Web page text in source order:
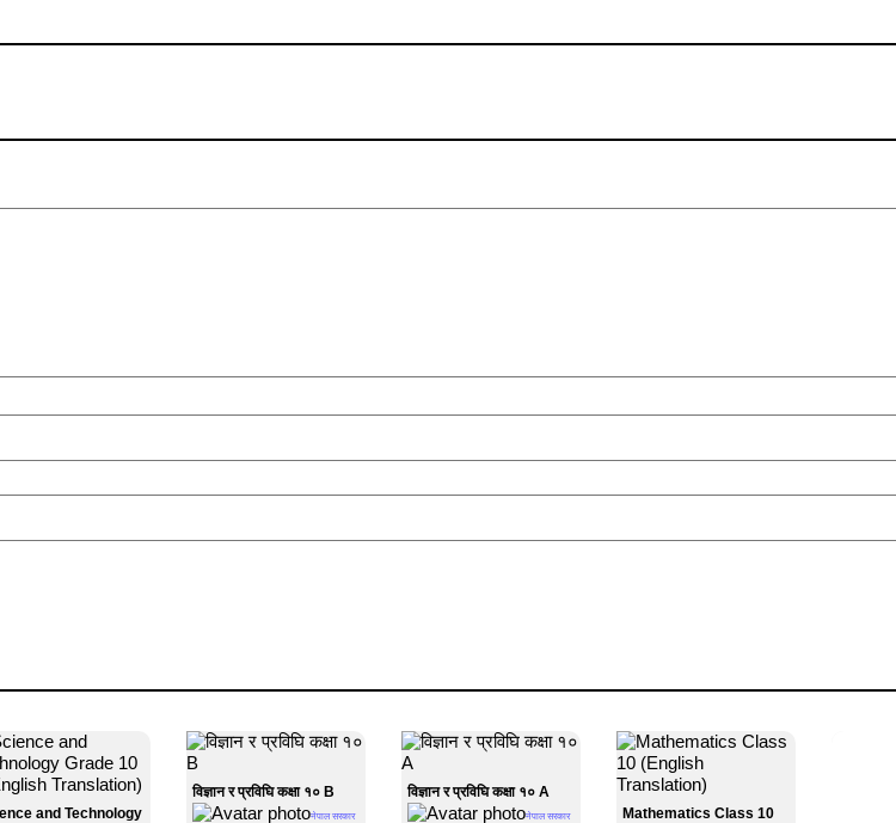
and Technology
विज्ञान र प्रविघि कक्षा १० B
नेपाल सरकार
विज्ञान र प्रविघि कक्षा १० A
नेपाल सरकार
Mathematics Class 10